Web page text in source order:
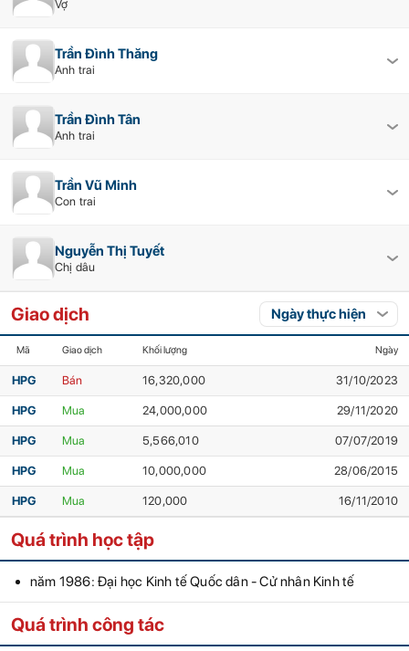
Vợ
Trần Đình Thăng
Anh trai
Trần Đình Tân
Anh trai
Trần Vũ Minh
Con trai
Nguyễn Thị Tuyết
Chị dâu
Giao dịch
Mã Giao dịch Khối lượng Ngày
HPG Bán 16,320,000 31/10/2023
HPG Mua 24,000,000 29/11/2020
HPG Mua 5,566,010 07/07/2019
HPG Mua 10,000,000 28/06/2015
HPG Mua 120,000 16/11/2010
Quá trình học tập
năm 1986: Đại học Kinh tế Quốc dân - Cử nhân Kinh tế
Quá trình công tác